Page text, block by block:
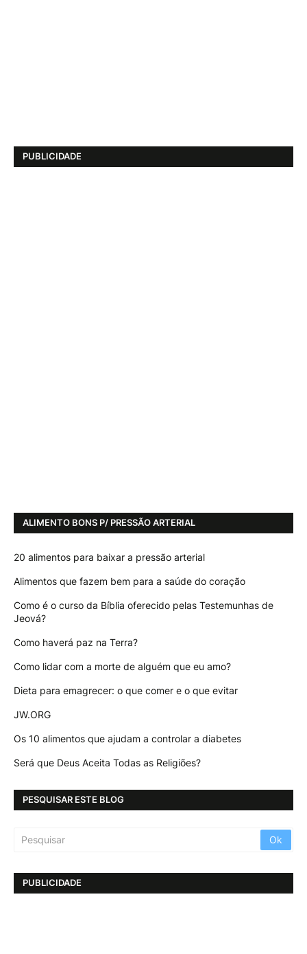
PUBLICIDADE
ALIMENTO BONS P/ PRESSÃO ARTERIAL
20 alimentos para baixar a pressão arterial
Alimentos que fazem bem para a saúde do coração
Como é o curso da Bíblia oferecido pelas Testemunhas de
Jeová?
Como haverá paz na Terra?
Como lidar com a morte de alguém que eu amo?
Dieta para emagrecer: o que comer e o que evitar
JW.ORG
Os 10 alimentos que ajudam a controlar a diabetes
Será que Deus Aceita Todas as Religiões?
PESQUISAR ESTE BLOG
PUBLICIDADE